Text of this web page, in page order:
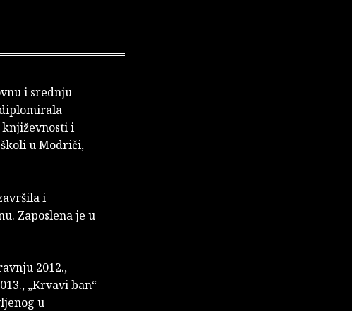
i srednju
i
u Modriči,
i
Zaposlena je u
2012.,
„Krvavi ban“
u